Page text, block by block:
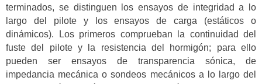
terminados, se distinguen los ensayos de integridad a lo
largo del pilote y los ensayos de carga (estáticos o
dinámicos). Los primeros comprueban la continuidad del
fuste del pilote y la resistencia del hormigón; para ello
pueden ser ensayos de transparencia sónica, de
impedancia mecánica o sondeos mecánicos a lo largo del